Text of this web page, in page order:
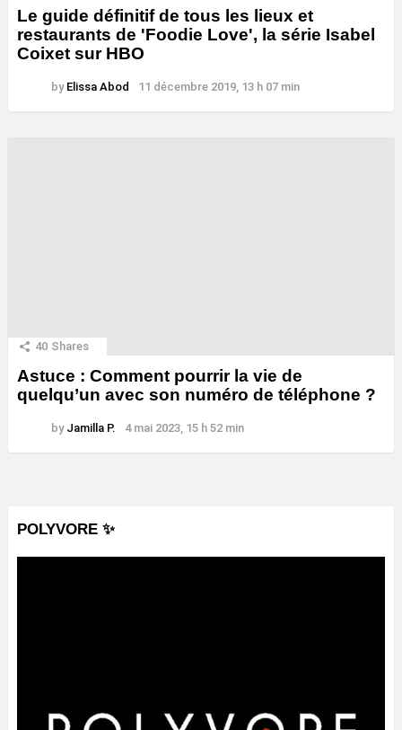
Le guide définitif de tous les lieux et
restaurants de 'Foodie Love', la série Isabel
Coixet sur HBO
by Elissa Abod 11 décembre 2019, 13 h 07 min
40 Shares
Astuce : Comment pourrir la vie de
quelqu’un avec son numéro de téléphone ?
by Jamilla P. 4 mai 2023, 15 h 52 min
POLYVORE ✨